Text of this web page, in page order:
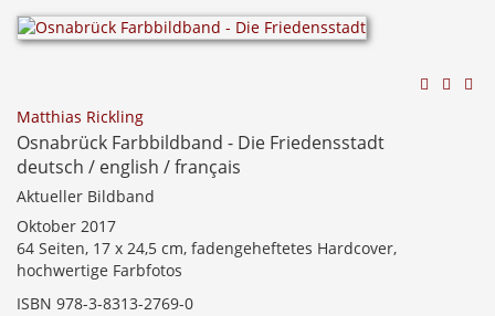
Matthias Rickling
Osnabrück Farbbildband - Die Friedensstadt
deutsch / english / français
Aktueller Bildband
Oktober 2017
64 Seiten, 17 x 24,5 cm, fadengeheftetes Hardcover,
hochwertige Farbfotos
ISBN 978-3-8313-2769-0